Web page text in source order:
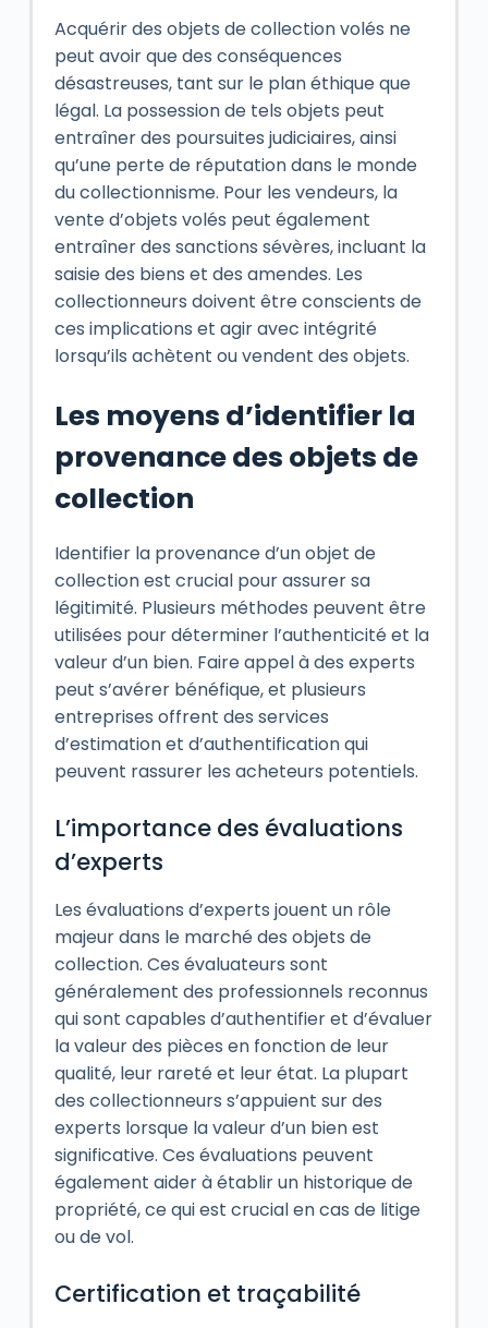
Acquérir des objets de collection volés ne
peut avoir que des conséquences
désastreuses, tant sur le plan éthique que
légal. La possession de tels objets peut
entraîner des poursuites judiciaires, ainsi
qu’une perte de réputation dans le monde
du collectionnisme. Pour les vendeurs, la
vente d’objets volés peut également
entraîner des sanctions sévères, incluant la
saisie des biens et des amendes. Les
collectionneurs doivent être conscients de
ces implications et agir avec intégrité
lorsqu’ils achètent ou vendent des objets.
Les moyens d’identifier la
provenance des objets de
collection
Identifier la provenance d’un objet de
collection est crucial pour assurer sa
légitimité. Plusieurs méthodes peuvent être
utilisées pour déterminer l’authenticité et la
valeur d’un bien. Faire appel à des experts
peut s’avérer bénéfique, et plusieurs
entreprises offrent des services
d’estimation et d’authentification qui
peuvent rassurer les acheteurs potentiels.
L’importance des évaluations
d’experts
Les évaluations d’experts jouent un rôle
majeur dans le marché des objets de
collection. Ces évaluateurs sont
généralement des professionnels reconnus
qui sont capables d’authentifier et d’évaluer
la valeur des pièces en fonction de leur
qualité, leur rareté et leur état. La plupart
des collectionneurs s’appuient sur des
experts lorsque la valeur d’un bien est
significative. Ces évaluations peuvent
également aider à établir un historique de
propriété, ce qui est crucial en cas de litige
ou de vol.
Certification et traçabilité